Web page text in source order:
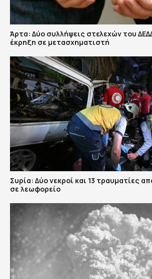
Άρτα: Δύο συλλήψεις στελεχών του
έκρηξη σε μετασχηματιστή
Συρία: Δύο νεκροί και 13 τραυματίες
σε λεωφορείο